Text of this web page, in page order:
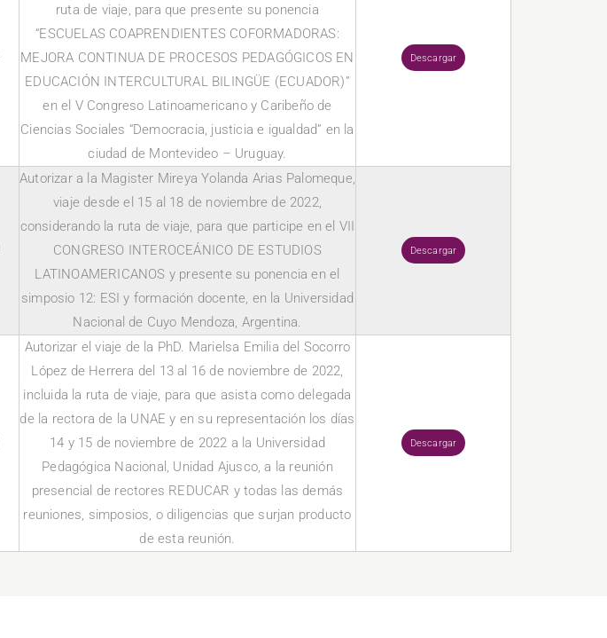
ruta de viaje, para que presente su ponencia
“ESCUELAS COAPRENDIENTES COFORMADORAS:
MEJORA CONTINUA DE PROCESOS PEDAGÓGICOS EN
EDUCACIÓN INTERCULTURAL BILINGÜE (ECUADOR)”
en el V Congreso Latinoamericano y Caribeño de
Ciencias Sociales “Democracia, justicia e igualdad” en la
ciudad de Montevideo – Uruguay.
Descargar
Autorizar a la Magister Mireya Yolanda Arias Palomeque,
viaje desde el 15 al 18 de noviembre de 2022,
considerando la ruta de viaje, para que participe en el VII
CONGRESO INTEROCEÁNICO DE ESTUDIOS
LATINOAMERICANOS y presente su ponencia en el
simposio 12: ESI y formación docente, en la Universidad
Nacional de Cuyo Mendoza, Argentina.
Descargar
Autorizar el viaje de la PhD. Marielsa Emilia del Socorro
López de Herrera del 13 al 16 de noviembre de 2022,
incluida la ruta de viaje, para que asista como delegada
de la rectora de la UNAE y en su representación los días
14 y 15 de noviembre de 2022 a la Universidad
Pedagógica Nacional, Unidad Ajusco, a la reunión
presencial de rectores REDUCAR y todas las demás
reuniones, simposios, o diligencias que surjan producto
de esta reunión.
Descargar